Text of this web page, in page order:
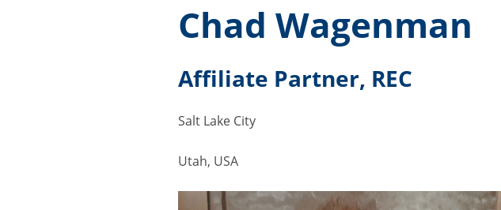
Chad Wagenman
Affiliate Partner, REC
Salt Lake City
Utah, USA